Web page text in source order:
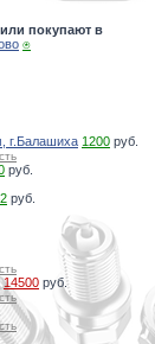
покупают в
⍟
г.Балашиха 1200 руб.
руб.
руб.
14500 руб.